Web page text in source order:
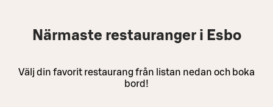
Närmaste restauranger i Esbo
Välj din favorit restaurang från listan nedan och boka
bord!